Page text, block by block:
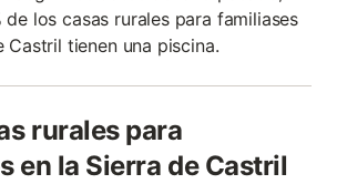
los casas rurales para familiases
Castril tienen una piscina.
rurales para
en la Sierra de Castril